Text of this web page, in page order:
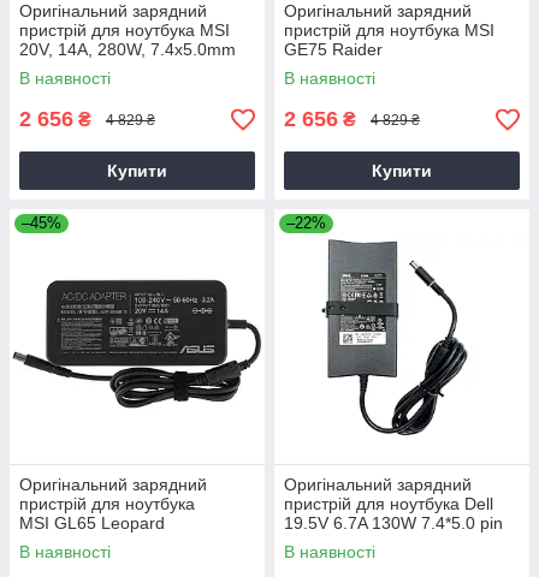
Оригінальний зарядний
пристрій для ноутбука MSI
20V, 14A, 280W, 7.4x5.0mm
В наявності
2 656 ₴ 4 829 ₴
Купити
Оригінальний зарядний
пристрій для ноутбука MSI
GE75 Raider
В наявності
2 656 ₴ 4 829 ₴
Купити
–45%
Оригінальний зарядний
пристрій для ноутбука
MSI GL65 Leopard
В наявності
–22%
Оригінальний зарядний
пристрій для ноутбука Dell
19.5V 6.7A 130W 7.4*5.0 pin
Slim (PA-4E)
В наявності